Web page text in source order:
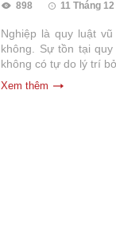
898 11 Tháng
Nghiệp là quy luật
không. Sự tồn tại
không có tự do lý trí
Xem thêm